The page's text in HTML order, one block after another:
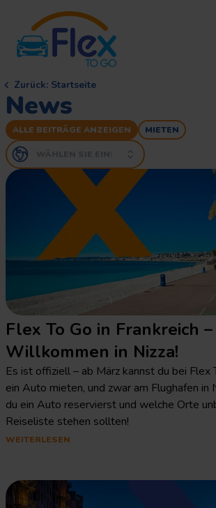
Zurück: Startseite
News
ALLE BEITRÄGE ANZEIGEN MIETEN
Flex To Go in Frankreich –
Willkommen in Nizza!
Es ist offiziell – ab März kannst du bei Flex
ein Auto mieten, und zwar am Flughafen in
du ein Auto reservierst und welche Orte
Reiseliste stehen sollten!
WEITERLESEN